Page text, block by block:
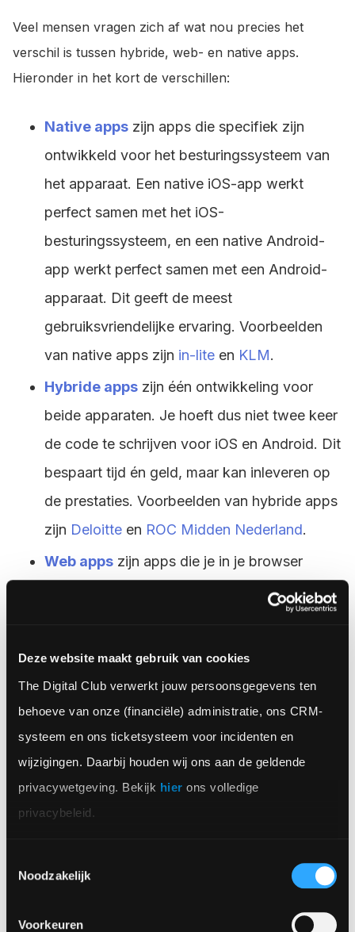
Deze website maakt gebruik van cookies
The Digital Club verwerkt jouw persoonsgegevens ten
behoeve van onze (financiële) administratie, ons CRM-
systeem en ons ticketsysteem voor incidenten en
wijzigingen. Daarbij houden wij ons aan de geldende
privacywetgeving. Bekijk hier ons volledige
privacybeleid.
Noodzakelijk
Voorkeuren
Veel mensen vragen zich af wat nou precies het
verschil is tussen hybride, web- en native apps.
Hieronder in het kort de verschillen:
Native apps zijn apps die specifiek zijn
ontwikkeld voor het besturingssysteem van
het apparaat. Een native iOS-app werkt
perfect samen met het iOS-
besturingssysteem, en een native Android-
app werkt perfect samen met een Android-
apparaat. Dit geeft de meest
gebruiksvriendelijke ervaring. Voorbeelden
van native apps zijn in-lite en KLM.
Hybride apps zijn één ontwikkeling voor
beide apparaten. Je hoeft dus niet twee keer
de code te schrijven voor iOS en Android. Dit
bespaart tijd én geld, maar kan inleveren op
de prestaties. Voorbeelden van hybride apps
zijn Deloitte en ROC Midden Nederland.
Web apps zijn apps die je in je browser
opent. Er is dus geen download nodig.
Hiermee combineer je de kracht van een
Lerende Ambtenaar en ExamenOverzicht.